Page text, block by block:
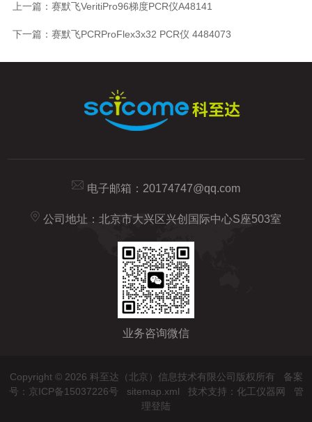
上一篇： 赛默飞VeritiPro96梯度PCR仪A48141
下一篇： 赛默飞PCRProFlex3x32 PCR仪 4484073
电子邮箱： 20174747@qq.com
公司地址：北京市大兴区兴创国际中心S座503室
业务咨询微信
Copyright © 2026 科至达（北京）信息技术有限公司版权所有 备案
号：京ICP备15037226号
sitemap.xml 技术支持： 化工仪器网
管
理登陆